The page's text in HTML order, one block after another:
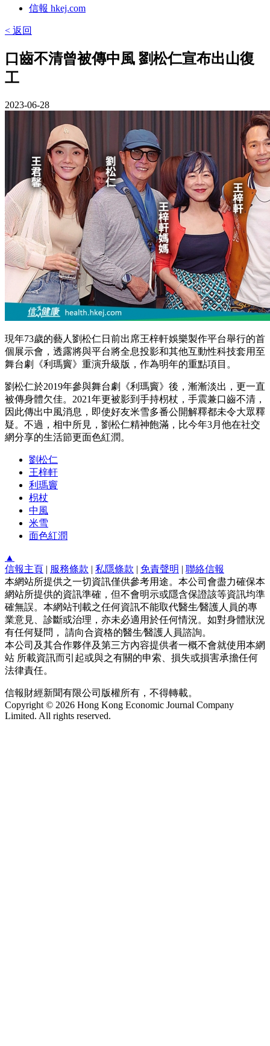
信報 hkej.com
< 返回
口齒不清曾被傳中風 劉松仁宣布出山復
工
2023-06-28
現年73歲的藝人劉松仁日前出席王梓軒娛樂製作平台舉行的首
個展示會，透露將與平台將全息投影和其他互動性科技套用至
舞台劇《利瑪竇》重演升級版，作為明年的重點項目。
劉松仁於2019年參與舞台劇《利瑪竇》後，漸漸淡出，更一直
被傳身體欠佳。2021年更被影到手持枴杖，手震兼口齒不清，
因此傳出中風消息，即使好友米雪多番公開解釋都未令大眾釋
疑。不過，相中所見，劉松仁精神飽滿，比今年3月他在社交
網分享的生活節更面色紅潤。
劉松仁
王梓軒
利瑪竇
枴杖
中風
米雪
面色紅潤
▲
信報主頁 | 服務條款 | 私隱條款 | 免責聲明 | 聯絡信報
本網站所提供之一切資訊僅供參考用途。本公司會盡力確保本
網站所提供的資訊準確，但不會明示或隱含保證該等資訊均準
確無誤。本網站刊載之任何資訊不能取代醫生∕醫護人員的專
業意見、診斷或治理，亦未必適用於任何情況。如對身體狀況
有任何疑問， 請向合資格的醫生∕醫護人員諮詢。
本公司及其合作夥伴及第三方內容提供者一概不會就使用本網
站 所載資訊而引起或與之有關的申索、損失或損害承擔任何
法律責任。
信報財經新聞有限公司版權所有，不得轉載。
Copyright © 2026 Hong Kong Economic Journal Company
Limited. All rights reserved.